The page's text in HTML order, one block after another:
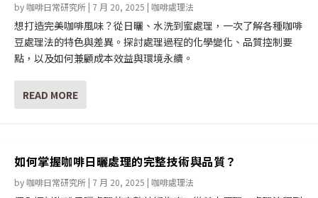
by咖啡日常研究所 | 7 月 20, 2025 | 咖啡處理法
想打造完美咖啡風味？從日曬、水洗到蜜處理，一次了解各種咖啡
豆處理法的特色與差異。探討處理過程的化學變化、品質控制要
點，以及如何兼顧成本效益與環境永續。
READ MORE
如何掌握咖啡日曬處理的完整技術與品質？
by咖啡日常研究所 | 7 月 20, 2025 | 咖啡處理法